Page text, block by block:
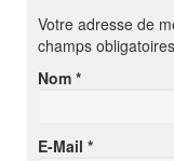
Votre adresse de
champs
Nom *
E-Mail *